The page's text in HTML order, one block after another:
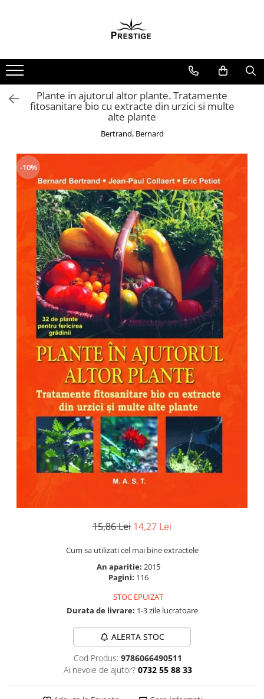
Noutati
Promotii
Pachete Speciale Carti
Spiritualitate - Ezoterism
Astrologie
Chiromantie
Dezvoltare Spirituala
KidConnection
Minte Corp
New Illuminati Files
Numerologie
Paranormal
Parapsihologie
Ramtha
Audiobook
ReConnect
Crestinism
ScienceConnection
SelfConnect
SelfHealing
Vindecare Spirituala
Terapii Alternative
AudioBook
Plante in ajutorul altor plante. Tratamente
fitosanitare bio cu extracte din urzici si multe
alte plante
Bertrand, Bernard
-10%
15,86 Lei 14,27 Lei
Cum sa utilizati cel mai bine extractele
An aparitie: 2015
Pagini: 116
STOC EPUIZAT
Durata de livrare: 1-3 zile lucratoare
ALERTA STOC
Cod Produs: 9786066490511
Ai nevoie de ajutor? 0732 55 88 33